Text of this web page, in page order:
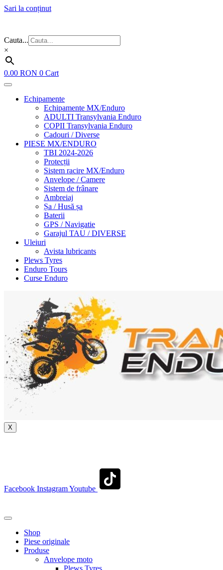
Sari la conținut
Cauta...
×
0.00 RON 0 Cart
Echipamente
Echipamente MX/Enduro
ADULTI Transylvania Enduro
COPII Transylvania Enduro
Cadouri / Diverse
PIESE MX/ENDURO
TBI 2024-2026
Protecții
Sistem racire MX/Enduro
Anvelope / Camere
Sistem de frânare
Ambreiaj
Șa / Husă șa
Baterii
GPS / Navigatie
Garajul TAU / DIVERSE
Uleiuri
Avista lubricants
Plews Tyres
Enduro Tours
Curse Enduro
X
Facebook InstagramYoutube
Shop
Piese originale
Produse
Anvelope moto
Plews Tyres